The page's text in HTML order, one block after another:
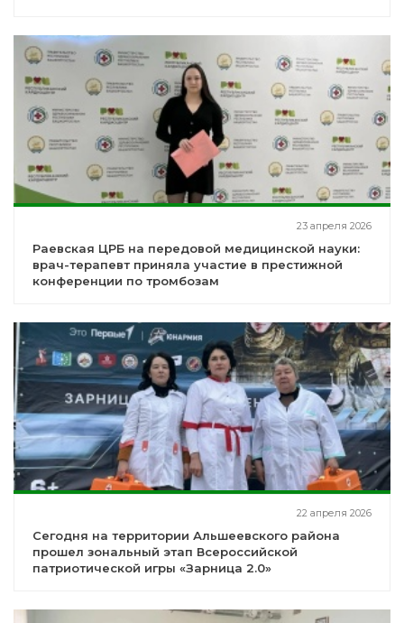
23 апреля 2026
Раевская ЦРБ на передовой медицинской науки:
врач-терапевт приняла участие в престижной
конференции по тромбозам
22 апреля 2026
Сегодня на территории Альшеевского района
прошел зональный этап Всероссийской
патриотической игры «Зарница 2.0»